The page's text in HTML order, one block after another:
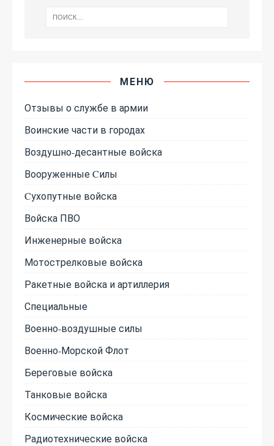
МЕНЮ
Отзывы о службе в армии
Воинские части в городах
Воздушно-десантные войска
Вооруженные Cилы
Cухопутные войска
Войска ПВО
Инженерные войска
Мотострелковые войска
Ракетные войска и артиллерия
Специальные
Военно-воздушные силы
Военно-Морской Флот
Береговые войска
Танковые войска
Космические войска
Радиотехнические войска